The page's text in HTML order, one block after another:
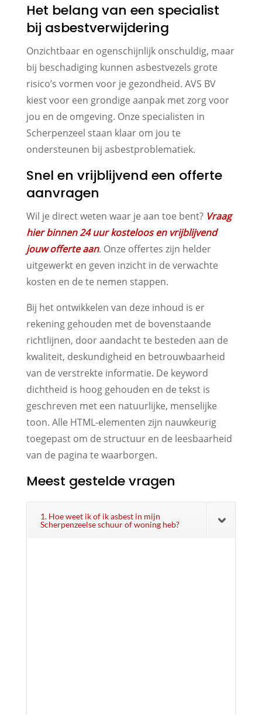
Het belang van een specialist
bij asbestverwijdering
Onzichtbaar en ogenschijnlijk onschuldig, maar
bij beschadiging kunnen asbestvezels grote
risico’s vormen voor je gezondheid. AVS BV
kiest voor een grondige aanpak met zorg voor
jou en de omgeving. Onze specialisten in
Scherpenzeel staan klaar om jou te
ondersteunen bij asbestproblematiek.
Snel en vrijblijvend een offerte
aanvragen
Wil je direct weten waar je aan toe bent? Vraag
hier binnen 24 uur kosteloos en vrijblijvend
jouw offerte aan. Onze offertes zijn helder
uitgewerkt en geven inzicht in de verwachte
kosten en de te nemen stappen.
Bij het ontwikkelen van deze inhoud is er
rekening gehouden met de bovenstaande
richtlijnen, door aandacht te besteden aan de
kwaliteit, deskundigheid en betrouwbaarheid
van de verstrekte informatie. De keyword
dichtheid is hoog gehouden en de tekst is
geschreven met een natuurlijke, menselijke
toon. Alle HTML-elementen zijn nauwkeurig
toegepast om de structuur en de leesbaarheid
van de pagina te waarborgen.
Meest gestelde vragen
1. Hoe weet ik of ik asbest in mijn
Scherpenzeelse schuur of woning heb?